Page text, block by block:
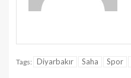
Tags: Diyarbakır Saha Spor